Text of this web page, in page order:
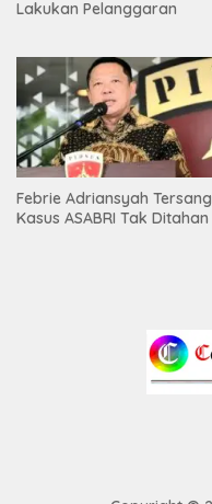
Lakukan Pelanggaran
Febrie Adriansyah
Kasus ASABRI Tak Ditahan